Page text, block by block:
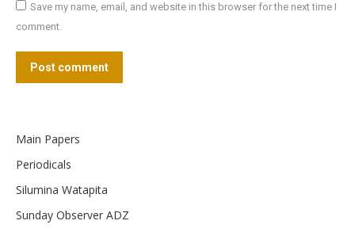
Save my name, email, and website in this browser for the next time I
comment.
Post comment
Main Papers
Periodicals
Silumina Watapita
Sunday Observer ADZ